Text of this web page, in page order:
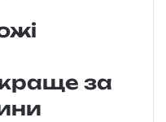
за